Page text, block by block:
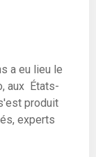
a eu lieu le
aux États-
produit
experts